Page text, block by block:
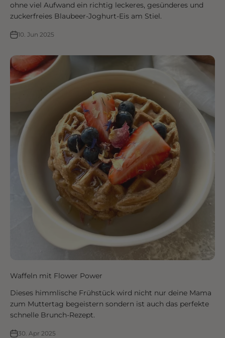
ohne viel Aufwand ein richtig leckeres, gesünderes und
zuckerfreies Blaubeer-Joghurt-Eis am Stiel.
10. Jun 2025
Waffeln mit Flower Power
Dieses himmlische Frühstück wird nicht nur deine Mama
zum Muttertag begeistern sondern ist auch das perfekte
schnelle Brunch-Rezept.
30. Apr 2025